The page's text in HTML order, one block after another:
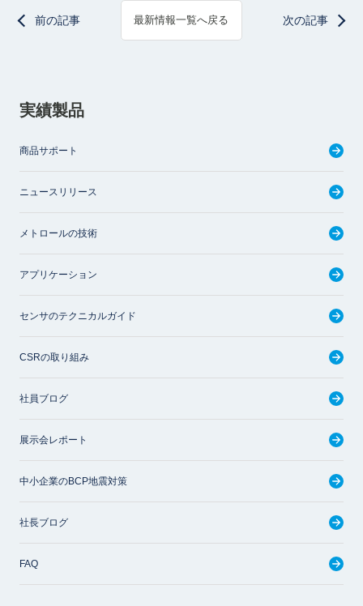
前の記事 最新情報一覧へ戻る 次の記事
実績製品
商品サポート
ニュースリリース
メトロールの技術
アプリケーション
センサのテクニカルガイド
CSRの取り組み
社員ブログ
展示会レポート
中小企業のBCP地震対策
社長ブログ
FAQ